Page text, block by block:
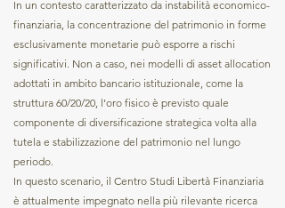
In un contesto caratterizzato da instabilità economico-
finanziaria, la concentrazione del patrimonio in forme
esclusivamente monetarie può esporre a rischi
significativi. Non a caso, nei modelli di asset allocation
adottati in ambito bancario istituzionale, come la
struttura 60/20/20, l’oro fisico è previsto quale
componente di diversificazione strategica volta alla
tutela e stabilizzazione del patrimonio nel lungo
periodo.
In questo scenario, il Centro Studi Libertà Finanziaria
è attualmente impegnato nella più rilevante ricerca